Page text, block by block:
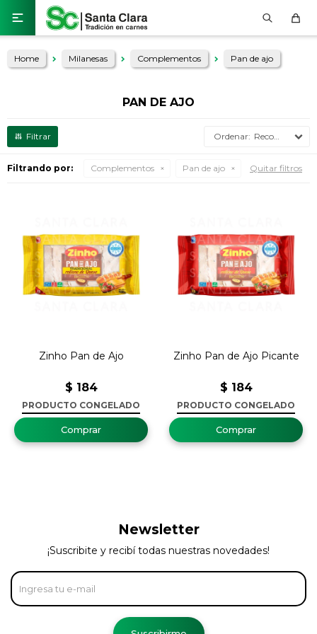

Home Milanesas Complementos Pan de ajo
PAN DE AJO
Recomendados
Filtrando por: Complementos Pan de ajo Quitar filtros
Zinho Pan de Ajo
$ 184
PRODUCTO CONGELADO
Zinho Pan de Ajo Picante
$ 184
PRODUCTO CONGELADO
Newsletter
¡Suscribite y recibí todas nuestras novedades!